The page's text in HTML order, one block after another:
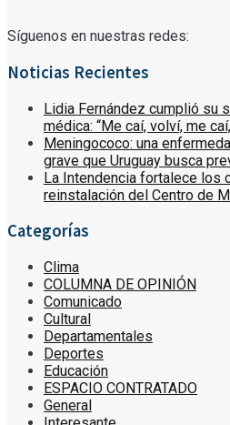
Síguenos en nuestras redes:
Noticias Recientes
Lidia Fernández cumplió su
médica: “Me caí, volví, me
Meningococo: una
grave que Uruguay busca
La Intendencia fortalece los
reinstalación del Centro de
Categorías
Clima
COLUMNA DE OPINIÓN
Comunicado
Cultural
Departamentales
Deportes
Educación
ESPACIO CONTRATADO
General